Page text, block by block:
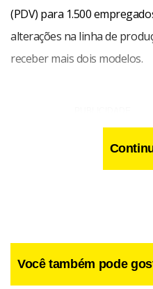
(PDV) para 1.500
alterações na linha de
receber mais dois modelos.
Você também pode